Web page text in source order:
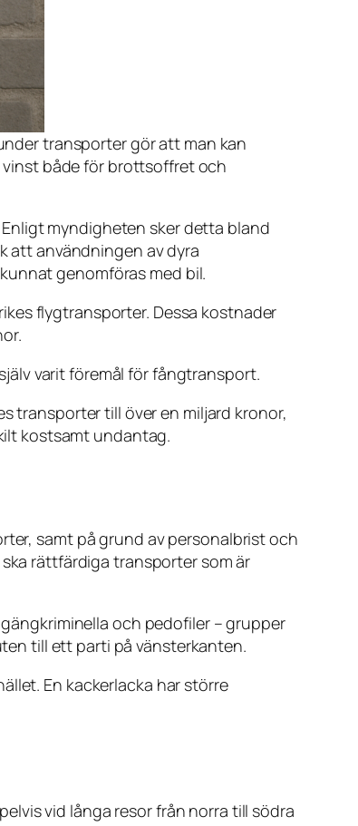
transporter gör att man kan
vinst både för brottsoffret och
myndigheten sker detta bland
att användningen av dyra
genomföras med bil.
flygtransporter. Dessa kostnader
varit föremål för fångtransport.
transporter till över en miljard kronor,
kostsamt undantag.
samt på grund av personalbrist och
rättfärdiga transporter som är
och pedofiler – grupper
till ett parti på vänsterkanten.
En kackerlacka har större
vid långa resor från norra till södra